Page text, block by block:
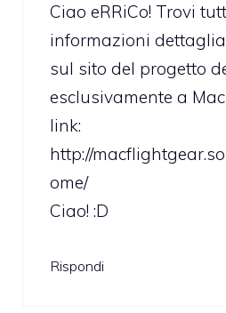
Ciao eRRiCo! Trovi
informazioni
sul sito del progetto
esclusivamente a Mac
link:
http://
ome/
Ciao! :D
Rispondi